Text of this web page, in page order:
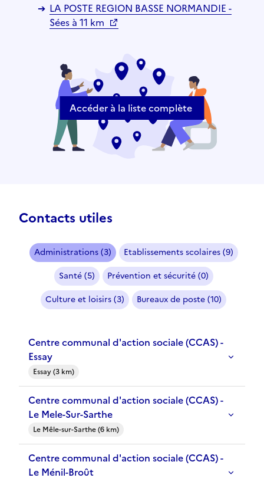
LA POSTE REGION BASSE NORMANDIE -
Sées à 11 km
Accéder à la liste complète
Contacts utiles
Administrations (3)
Etablissements scolaires (9)
Santé (5)
Prévention et sécurité (0)
Culture et loisirs (3)
Bureaux de poste (10)
Centre communal d'action sociale (CCAS) -
Essay
Essay (3 km)
Centre communal d'action sociale (CCAS) -
Le Mele-Sur-Sarthe
Le Mêle-sur-Sarthe (6 km)
Centre communal d'action sociale (CCAS) -
Le Ménil-Broût